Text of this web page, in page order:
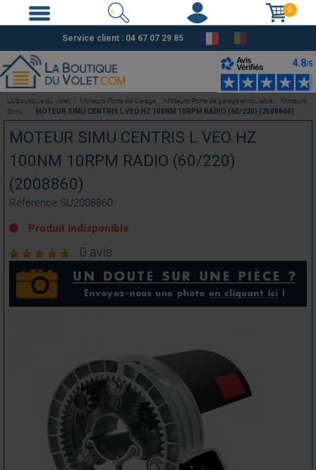
0
Service client : 04 67 07 29 85
MOTEUR SIMU CENTRIS L VEO HZ
100NM 10RPM RADIO (60/220)
(2008860)
Référence SU2008860
Produit indisponible
0 avis
La boutique du volet Moteurs Porte de Garage Moteurs Porte de garage enroulable
Moteurs
Simu
MOTEUR SIMU CENTRIS L VEO HZ 100NM 10RPM RADIO (60/220) (2008860)